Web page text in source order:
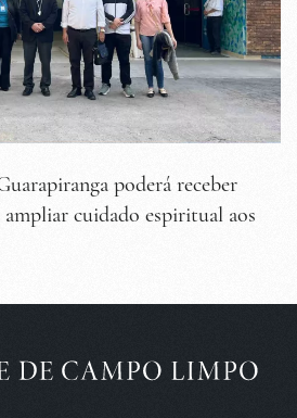
poderá receber
cuidado espiritual aos